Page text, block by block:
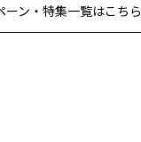
ーン・特集一覧はこちら